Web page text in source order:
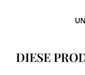
DIESE